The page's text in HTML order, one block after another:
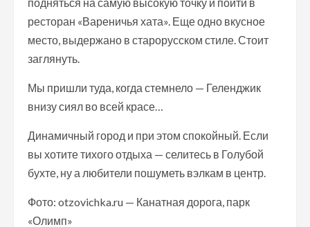
ресторан «Вареничья хата». Еще одно вкусное
место, выдержано в старорусском стиле. Стоит
заглянуть.
Мы пришли туда, когда стемнело — Геленджик
внизу сиял во всей красе…
Динамичный город и при этом спокойный. Если
вы хотите тихого отдыха — селитесь в Голубой
бухте, ну а любители пошуметь вэлкам в центр.
Фото: otzovichka.ru — Канатная дорога, парк
«Олимп»